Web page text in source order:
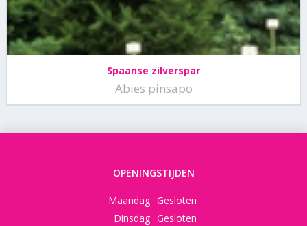
Spaanse zilverspar
Abies pinsapo
OPENINGSTIJDEN
Maandag Gesloten
Dinsdag Gesloten